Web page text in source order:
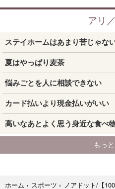
ホーム › スポーツ › ノアドット/【